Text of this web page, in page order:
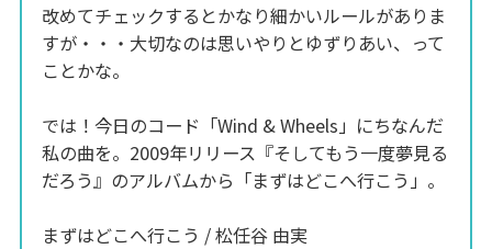
改めてチェックするとかなり細かいルールがありま
すが・・・大切なのは思いやりとゆずりあい、って
ことかな。
では！今日のコード「Wind & Wheels」にちなんだ
私の曲を。2009年リリース『そしてもう一度夢見る
だろう』のアルバムから「まずはどこへ行こう」。
まずはどこへ行こう / 松任谷 由実